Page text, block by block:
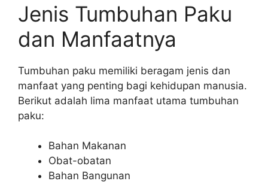
Jenis Tumbuhan Paku
dan Manfaatnya
Tumbuhan paku memiliki beragam jenis dan
manfaat yang penting bagi kehidupan manusia.
Berikut adalah lima manfaat utama tumbuhan
paku:
Bahan Makanan
Obat-obatan
Bahan Bangunan